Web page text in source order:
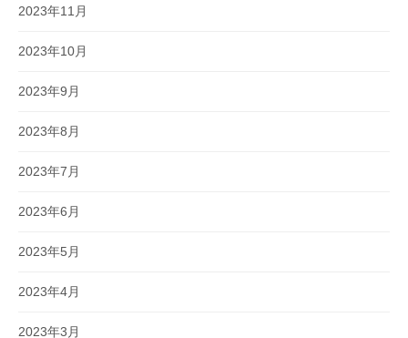
2023年11月
2023年10月
2023年9月
2023年8月
2023年7月
2023年6月
2023年5月
2023年4月
2023年3月